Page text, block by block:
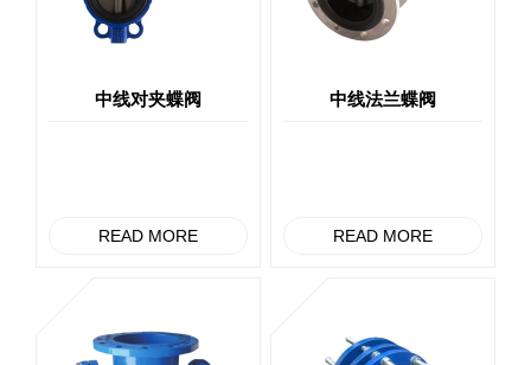
中线对夹蝶阀
READ MORE
中线法兰蝶阀
READ MORE